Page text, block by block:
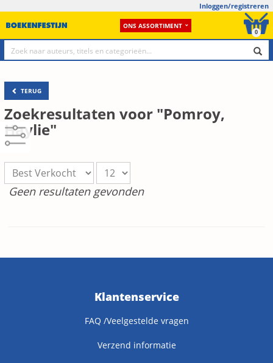
Inloggen/registreren
ONS ASSORTIMENT
0
TERUG
Zoekresultaten voor "Pomroy,
Haylie"
Geen resultaten gevonden
Klantenservice
FAQ /Veelgestelde vragen
Verzend informatie